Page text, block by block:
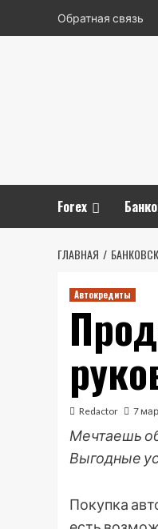
Обратная связь
Forex
ГЛАВНАЯ
Автокредиты
Redactor 7
Мечтаешь
Выгодные
Покупка